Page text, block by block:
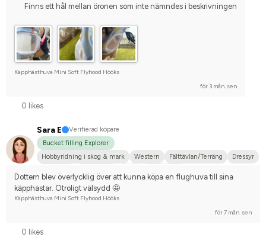
Finns ett hål mellan öronen som inte nämndes i beskrivningen
Käpphästhuva Mini Soft Flyhood Hööks
för 3 mån. sen
0 likes
Sara E
Verifierad köpare
Bucket filling Explorer
Hobbyridning i skog & mark
Western Fälttävlan/Terräng
Dressyr
Tävlingsrider på hobbynivå
Dottern blev överlycklig över att kunna köpa en flughuva till sina
käpphästar. Otroligt välsydd 🤩
Käpphästhuva Mini Soft Flyhood Hööks
för 7 mån. sen
0 likes